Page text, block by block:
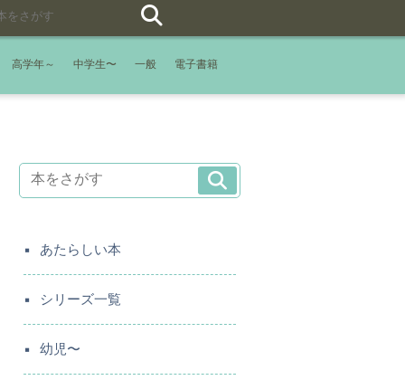
高学年～ 中学生〜 一般 電子書籍
あたらしい本
シリーズ一覧
幼児〜